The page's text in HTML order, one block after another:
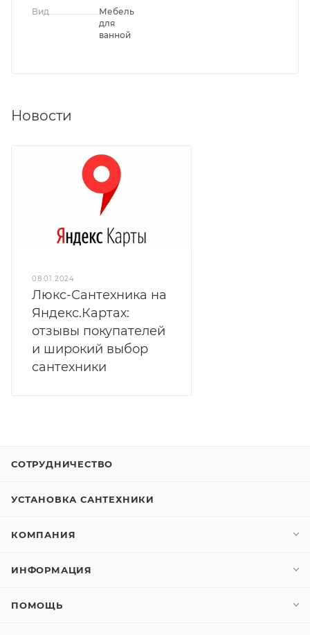
Вид
Мебель
для
ванной
Новости
08.01.2024
Люкс-Сантехника на
Яндекс.Картах:
отзывы покупателей
и широкий выбор
сантехники
СОТРУДНИЧЕСТВО
УСТАНОВКА САНТЕХНИКИ
КОМПАНИЯ
ИНФОРМАЦИЯ
ПОМОЩЬ